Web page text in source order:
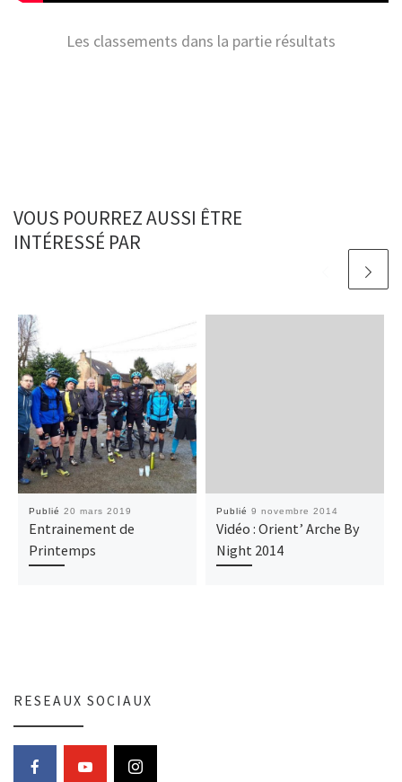
Les classements dans la partie résultats
VOUS POURREZ AUSSI ÊTRE
INTÉRESSÉ PAR
Publié 20 mars 2019
Entrainement de
Printemps
Publié 9 novembre 2014
Vidéo : Orient’ Arche By
Night 2014
RESEAUX SOCIAUX